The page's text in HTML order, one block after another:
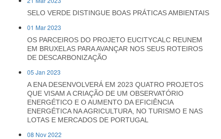
SELO VERDE DISTINGUE BOAS PRÁTICAS AMBIENTAIS
01 Mar 2023
OS PARCEIROS DO PROJETO EUCITYCALC REUNEM
EM BRUXELAS PARA AVANÇAR NOS SEUS ROTEIROS
DE DESCARBONIZAÇÃO
05 Jan 2023
A ENA DESENVOLVERÁ EM 2023 QUATRO PROJETOS
QUE VISAM A CRIAÇÃO DE UM OBSERVATÓRIO
ENERGÉTICO E O AUMENTO DA EFICIÊNCIA
ENERGÉTICA NA AGRICULTURA, NO TURISMO E NAS
LOTAS E MERCADOS DE PORTUGAL
08 Nov 2022